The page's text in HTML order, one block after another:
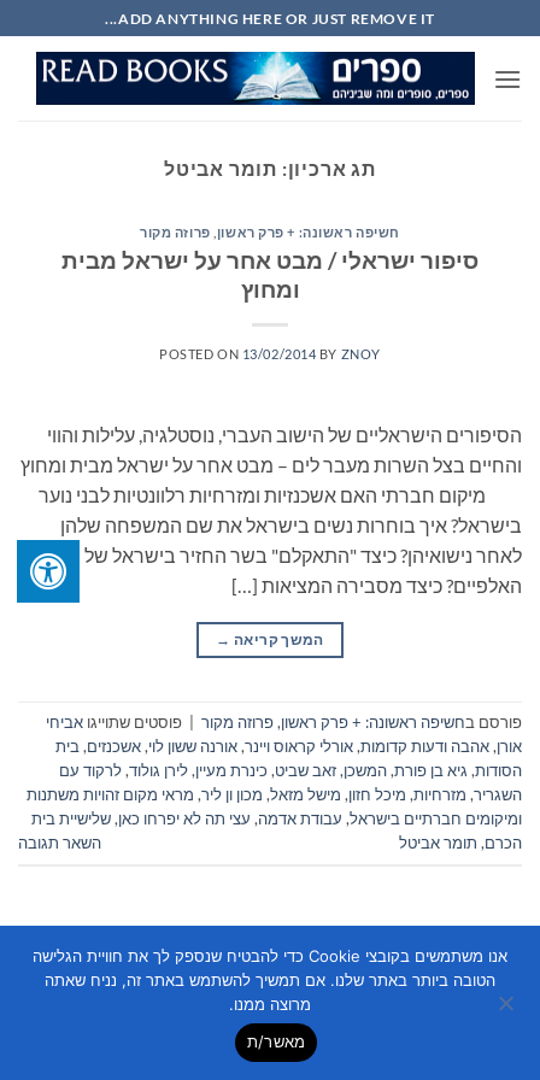
to
content
ADD ANYTHING HERE OR JUST REMOVE IT...
תג ארכיון: תומר אביטל
חשיפה ראשונה: + פרק ראשון פרוזה מקור
סיפור ישראלי / מבט אחר על ישראל מבית
ומחוץ
POSTED ON 13/02/2014 BY ZNOY
הסיפורים הישראליים של הישוב העברי, נוסטלגיה, עלילות והווי
והחיים בצל השרות מעבר לים – מבט אחר על ישראל מבית ומחוץ
מיקום חברתי האם אשכנזיות ומזרחיות רלוונטיות לבני נוער
בישראל? איך בוחרות נשים בישראל את שם המשפחה שלהן
לאחר נישואיהן? כיצד "התאקלם" בשר החזיר בישראל של שנות
האלפיים? כיצד מסבירה המציאות […]
המשך קריאה →
פורסם בחשיפה ראשונה: + פרק ראשון,פרוזה מקור פוסטים שתוייגו אביחי
אורן,אהבה ודעות קדומות,אורלי קראוס ויינר,אורנה ששון לוי,אשכנזים, בית
הסודות, גיא בן פורת,המשכן,זאב שביט, כינרת מעיין,לירן גולוד,לרקוד עם
השגריר, מזרחיות, מיכל חזון, מישל מזאל, מכון ון ליר, מראי מקום זהויות משתנות
ומיקומים חברתיים בישראל, עבודת אדמה, עצי תה לא יפרחו כאן,שלישיית בית
הכרם, תומר אביטל השאר תגובה
Copyright 2026 ©Flatsome Theme
אנו משתמשים בקובצי Cookie כדי להבטיח שנספק לך את חוויית הגלישה
הטובה ביותר באתר שלנו. אם תמשיך להשתמש באתר זה, נניח שאתה
מרוצה ממנו.
מאשר/ת